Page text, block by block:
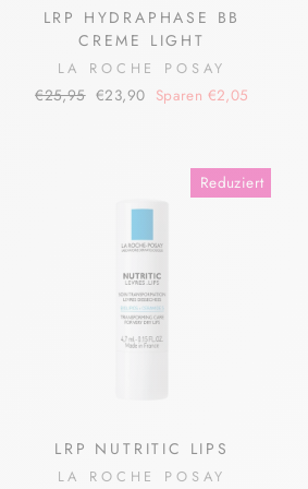
LRP HYDRAPHASE BB
CREME LIGHT
LA ROCHE POSAY
Normaler
€25,95 Sonderpreis
€23,90 Sparen €2,05
Reduziert
LRP NUTRITIC LIPS
LA ROCHE POSAY